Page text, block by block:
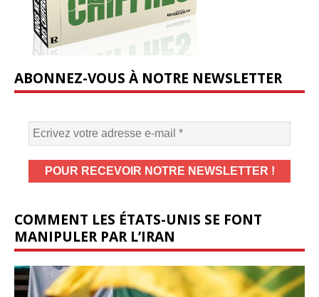
ABONNEZ-VOUS À NOTRE NEWSLETTER
COMMENT LES ÉTATS-UNIS SE FONT
MANIPULER PAR L’IRAN